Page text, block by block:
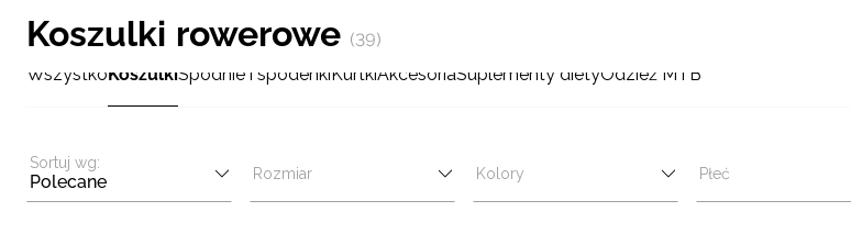
Koszulki rowerowe (39)
WszystkoKoszulkiSpodnie i spodenkiKurtkiAkcesoriaSuplementy dietyOdzież MTB
Sortuj wg:
Polecane Rozmiar Kolory Płeć